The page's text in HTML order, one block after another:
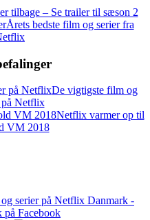
tilbage – Se trailer til sæson 2
Årets bedste film og serier fra
De vigtigste film og
på Netflix
Netflix varmer op til
VM 2018
serier på Netflix Danmark -
Facebook